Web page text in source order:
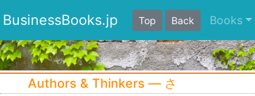
BusinessBooks.jp Top Back Books
Authors & Thinkers — さ